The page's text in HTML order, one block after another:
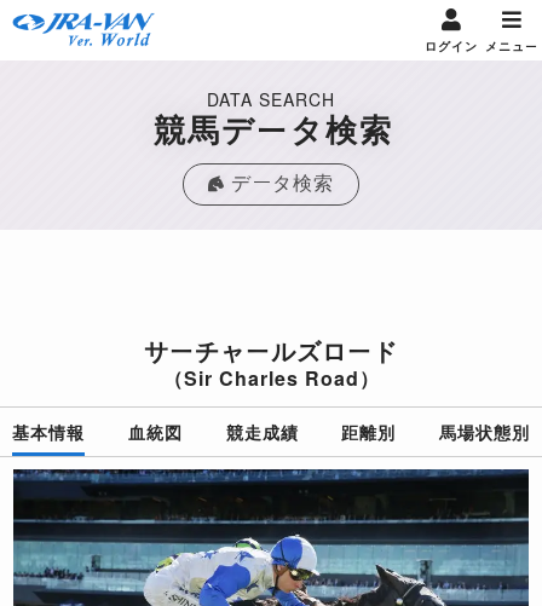
ログイン メニュー
DATA SEARCH
競馬データ検索
データ検索
サーチャールズロード
（Sir Charles Road）
基本情報 血統図 競走成績 距離別 馬場状態別